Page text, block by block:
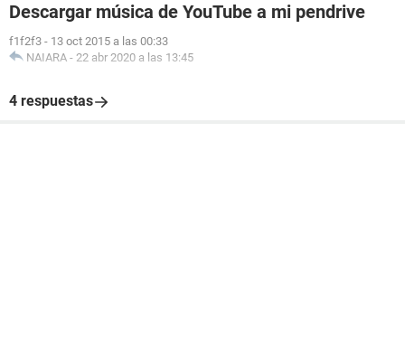
Descargar música de YouTube a mi pendrive
f1f2f3 - 13 oct 2015 a las 00:33
NAIARA - 22 abr 2020 a las 13:45
4 respuestas